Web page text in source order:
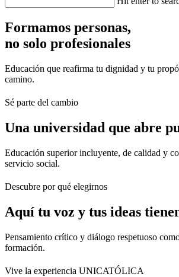
Formamos personas,
no solo profesionales
Educación que reafirma tu dignidad y tu
camino.
Sé parte del cambio
Una universidad que abre
Educación superior incluyente, de calidad y
servicio social.
Descubre por qué elegirnos
Aquí tu voz y tus ideas
Pensamiento crítico y diálogo respetuoso
formación.
Vive la experiencia UNICATÓLICA